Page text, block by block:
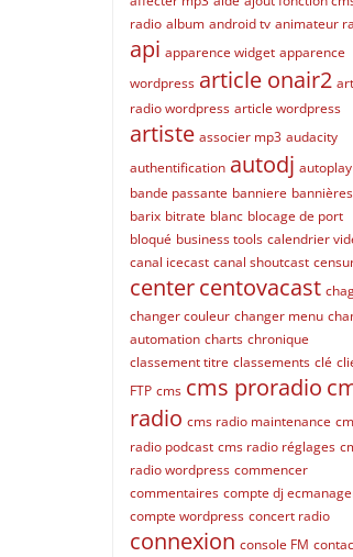
radio album android tv animateur
api apparence widget apparence
wordpress article onair2
radio wordpress article wordpress
artiste associer mp3 audacity
authentification autodj autoplay
bande passante banniere bannières
barix bitrate blanc blocage de port
bloqué business tools calendrier
canal icecast canal shoutcast
centercentovacast
changer couleur changer menu
automation charts chronique
classement titre classements clé
FTP cms cms proradio
radio cms radio maintenance
radio podcast cms radio réglages
radio wordpress commencer
commentaires compte dj
compte wordpress concert radio
connexion console FM